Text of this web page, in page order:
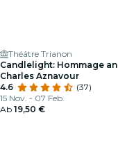
Théâtre Trianon
Candlelight: Hommage an
Charles Aznavour
4.6
(37)
15 Nov. - 07 Feb.
Ab 19,50 €